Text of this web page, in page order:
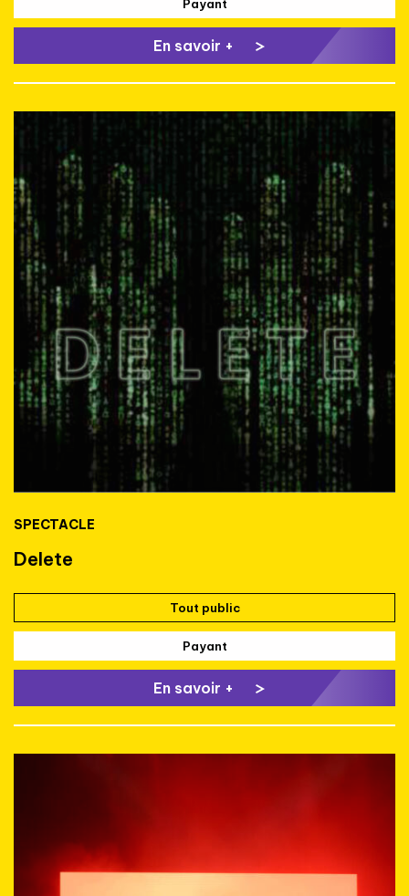
Payant
En savoir +
SPECTACLE
Delete
Tout public
Payant
En savoir +